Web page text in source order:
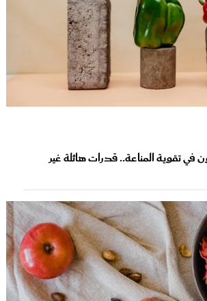
في تقوية المناعة.. قدرات هائلة غير